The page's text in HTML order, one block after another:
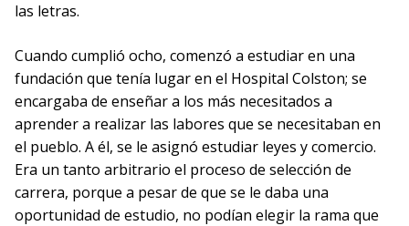
las letras.
Cuando cumplió ocho, comenzó a estudiar en una
fundación que tenía lugar en el Hospital Colston; se
encargaba de enseñar a los más necesitados a
aprender a realizar las labores que se necesitaban en
el pueblo. A él, se le asignó estudiar leyes y comercio.
Era un tanto arbitrario el proceso de selección de
carrera, porque a pesar de que se le daba una
oportunidad de estudio, no podían elegir la rama que